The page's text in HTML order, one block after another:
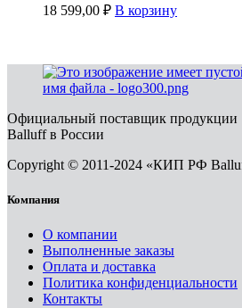
18 599,00 ₽ В корзину
Официальный поставщик продукции
Balluff в России
Copyright © 2011-2024 «КИП РФ
Компания
О компании
Выполненные заказы
Оплата и доставка
Политика конфиденциальности
Контакты